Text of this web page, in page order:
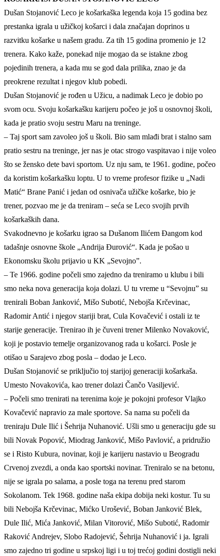
Dušan Stojanović Leco je košarkaška legenda koja 15 godina bez
prestanka igrala u užičkoj košarci i dala značajan doprinos u
razvitku košarke u našem gradu. Za tih 15 godina promenio je 12
trenera. Kako kaže, ponekad nije mogao da se istakne zbog
pojedinih trenera, a kada mu se god dala prilika, znao je da
preokrene rezultat i njegov klub pobedi.
Dušan Stojanović je rođen u Užicu, a nadimak Leco je dobio po
svom ocu. Svoju košarkašku karijeru počeo je još u osnovnoj školi,
kada je pratio svoju sestru Maru na treninge.
– Taj sport sam zavoleo još u školi. Bio sam mlađi brat i stalno sam
pratio sestru na treninge, jer nas je otac strogo vaspitavao i nije voleo
što se žensko dete bavi sportom. Uz nju sam, te 1961. godine, počeo
da koristim košarkašku loptu. U to vreme profesor fizike u „Nadi
Matić“ Brane Panić i jedan od osnivača užičke košarke, bio je
trener, pozvao me je da treniram – seća se Leco svojih prvih
košarkaških dana.
Svakodnevno je košarku igrao sa Dušanom Ilićem Đangom kod
tadašnje osnovne škole „Andrija Đurović“. Kada je pošao u
Ekonomsku školu prijavio u KK „Sevojno”.
– Te 1966. godine počeli smo zajedno da treniramo u klubu i bili
smo neka nova generacija koja dolazi. U tu vreme u “Sevojnu” su
trenirali Boban Janković, Mišo Subotić, Nebojša Krčevinac,
Radomir Antić i njegov stariji brat, Cula Kovačević i ostali iz te
starije generacije. Trenirao ih je čuveni trener Milenko Novaković,
koji je postavio temelje organizovanog rada u košarci. Posle je
otišao u Sarajevo zbog posla – dodao je Leco.
Dušan Stojanović se priključio toj starijoj generaciji košarkaša.
Umesto Novakovića, kao trener dolazi Čančo Vasiljević.
– Počeli smo trenirati na terenima koje je pokojni profesor Vlajko
Kovačević napravio za male sportove. Sa nama su počeli da
treniraju Dule Ilić i Šehrija Nuhanović. Ušli smo u generaciju gde su
bili Novak Popović, Miodrag Janković, Mišo Pavlović, a pridružio
se i Risto Kubura, novinar, koji je karijeru nastavio u Beogradu
Crvenoj zvezdi, a onda kao sportski novinar. Treniralo se na betonu,
nije se igrala po salama, a posle toga na terenu pred starom
Sokolanom. Tek 1968. godine naša ekipa dobija neki kostur. Tu su
bili Nebojša Krčevinac, Mićko Urošević, Boban Janković Blek,
Dule Ilić, Mića Janković, Milan Vitorović, Mišo Subotić, Radomir
Raković Andrejev, Slobo Radojević, Šehrija Nuhanović i ja. Igrali
smo zajedno tri godine u srpskoj ligi i u toj trećoj godini dostigli neki